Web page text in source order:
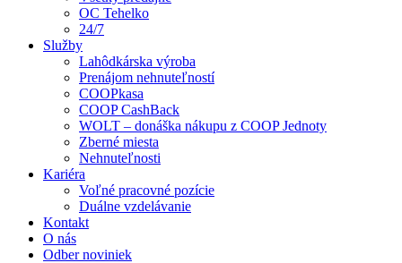
OC Tehelko
24/7
Služby
Lahôdkárska výroba
Prenájom nehnuteľností
COOPkasa
COOP CashBack
WOLT – donáška nákupu z COOP Jednoty
Zberné miesta
Nehnuteľnosti
Kariéra
Voľné pracovné pozície
Duálne vzdelávanie
Kontakt
O nás
Odber noviniek